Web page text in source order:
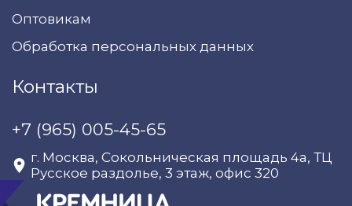
Оптовикам
Обработка персональных данных
Контакты
+7 (965) 005-45-65
г. Москва, Сокольническая площадь 4а, ТЦ
Русское раздолье, 3 этаж, офис 320